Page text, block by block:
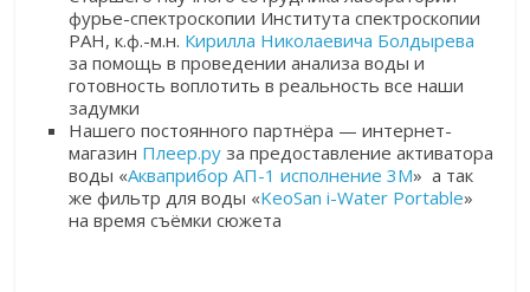
фурье-спектроскопии Института спектроскопии
РАН, к.ф.-м.н. Кирилла Николаевича Болдырева
за помощь в проведении анализа воды и
готовность воплотить в реальность все наши
задумки
Нашего постоянного партнёра — интернет-
магазин Плеер.ру за предоставление активатора
воды «Акваприбор АП-1 исполнение 3М» а так
же фильтр для воды «KeoSan i-Water Portable»
на время съёмки сюжета